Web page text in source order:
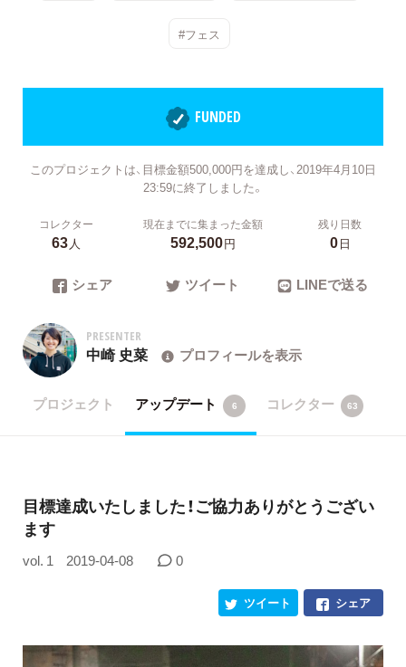
#フェス
FUNDED
このプロジェクトは、目標金額500,000円を達成し、2019年4月10日
23:59に終了しました。
コレクター
63人
現在までに集まった金額
592,500円
残り日数
0日
シェア ツイート LINEで送る
PRESENTER
中崎 史菜 プロフィールを表示
プロジェクト アップデート 6 コレクター 63
目標達成いたしました！ご協力ありがとうござい
ます
vol. 1 2019-04-08 0
シェア
ツイート